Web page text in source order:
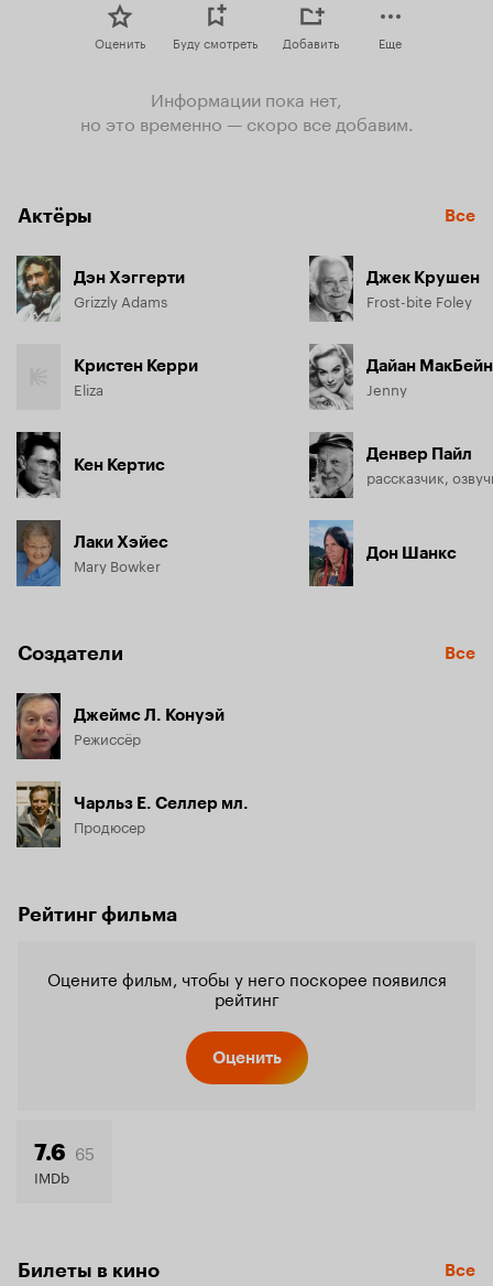
Оценить Буду смотреть Добавить Еще
Информации пока нет,
но это временно — скоро все добавим.
Актёры Все
Дэн Хэггерти
Grizzly Adams
Кристен Керри
Eliza
Кен Кертис
Лаки Хэйес
Mary Bowker
Джек Крушен
Frost-bite Foley
Дайан МакБейн
Jenny
Денвер Пайл
рассказчик,
Дон Шанкс
Создатели Все
Джеймс Л. Конуэй
Режиссёр
Чарльз Е. Селлер мл.
Продюсер
Рейтинг фильма
Оцените фильм, чтобы у него поскорее появился
рейтинг
Оценить
7.6 65
IMDb
Билеты в кино Все